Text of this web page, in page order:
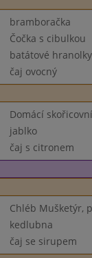
bramboračka
Čočka s cibulkou
batátové hranolky
čaj ovocný
Domácí
jablko
čaj s citronem
Chléb Mušketýr,
kedlubna
čaj se sirupem